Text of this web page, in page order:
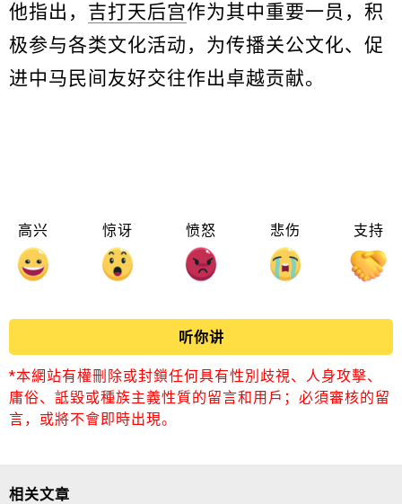
他指出， 吉打天后宫作为其中重要一员，积
极参与各类文化活动，为传播关公文化、促
进中马民间友好交往作出卓越贡献。
高兴 惊讶 愤怒 悲伤 支持
听你讲
*本網站有權刪除或封鎖任何具有性別歧視、人身攻擊、
庸俗、詆毀或種族主義性質的留言和用戶；必須審核的留
言，或將不會即時出現。
相关文章